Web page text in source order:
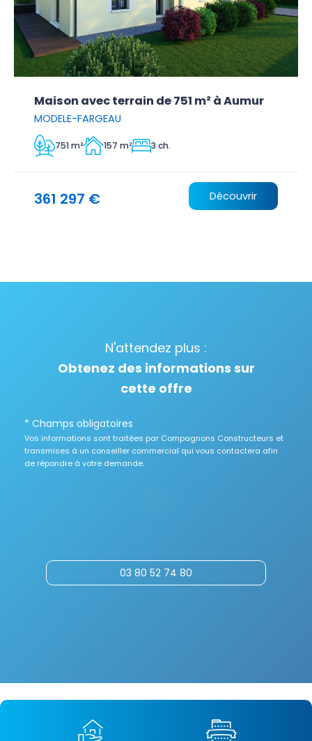
Maison avec terrain de 751 m² à Aumur
MODELE-FARGEAU
751 m² 157 m² 3 ch.
361 297 € Découvrir
N'attendez plus :
Obtenez des informations sur
cette offre
* Champs obligatoires
Vos informations sont traitées par Compagnons Constructeurs et
transmises à un conseiller commercial qui vous contactera afin
de répondre à votre demande.
03 80 52 74 80